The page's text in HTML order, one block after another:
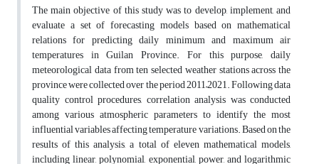
The main objective of this study was to develop, implement, and
evaluate a set of forecasting models based on mathematical
relations for predicting daily minimum and maximum air
temperatures in Guilan Province. For this purpose, daily
meteorological data from ten selected weather stations across the
province were collected over the period 2011–2021. Following data
quality control procedures, correlation analysis was conducted
among various atmospheric parameters to identify the most
influential variables affecting temperature variations. Based on the
results of this analysis, a total of eleven mathematical models,
including linear, polynomial, exponential, power, and logarithmic